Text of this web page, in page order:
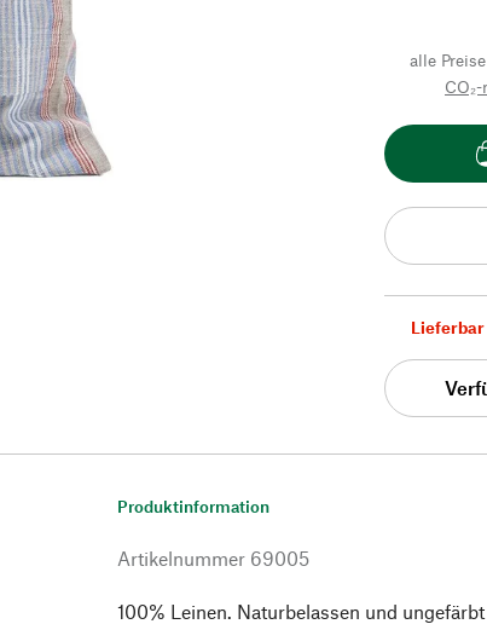
alle
Lieferbar
Produktinformation
Artikelnummer 69005
100% Leinen. Naturbelassen und